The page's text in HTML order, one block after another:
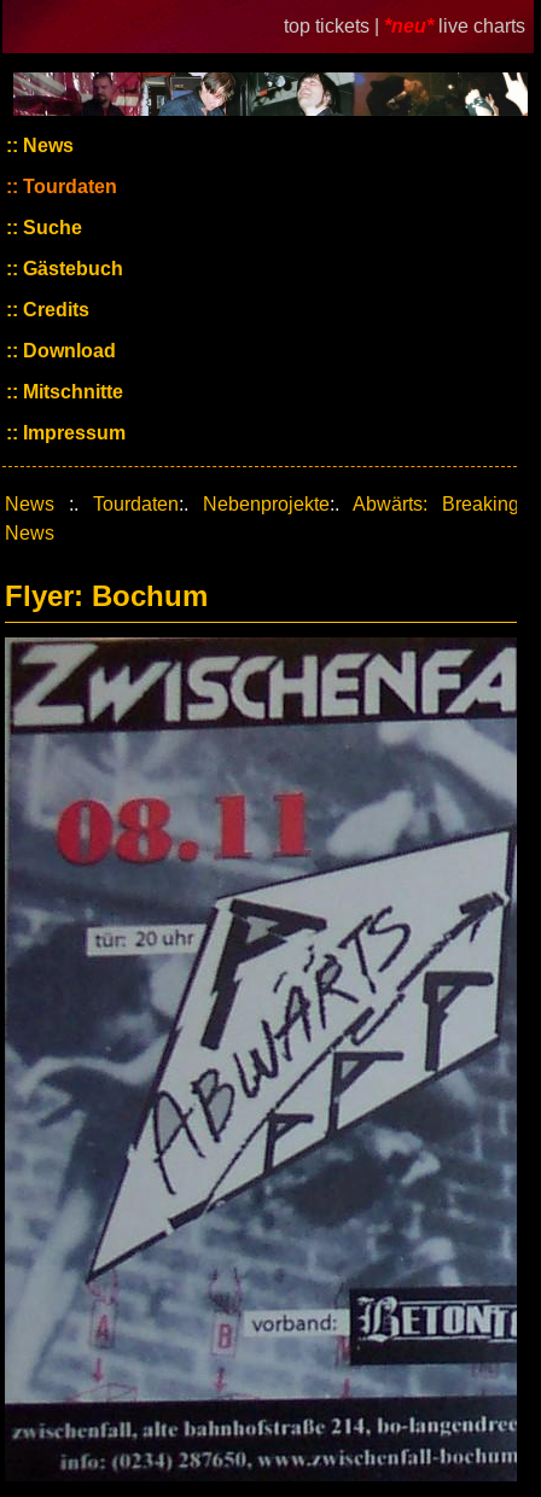
top tickets | *neu* live charts
News
Tourdaten
Suche
Gästebuch
Credits
Download
Mitschnitte
Impressum
News :. Tourdaten:. Nebenprojekte:. Abwärts: Breaking
News
Flyer: Bochum